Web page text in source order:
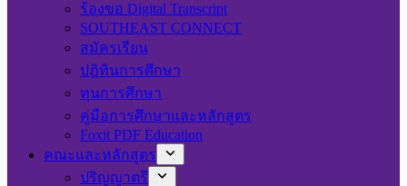
ร้องขอ Digital Transcript
SOUTHEAST CONNECT
สมัครเรียน
ปฎิทินการศึกษา
ทุนการศึกษา
คู่มือการศึกษาและหลักสูตร
Foxit PDF Education
คณะและหลักสูตร
ปริญญาตรี